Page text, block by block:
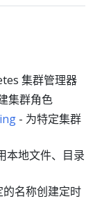
集群管理器
集群角色
- 为特定集群
本地文件、目录
的名称创建定时